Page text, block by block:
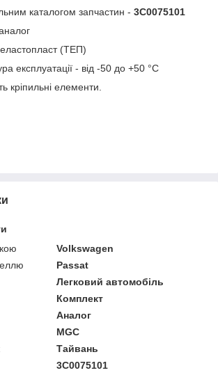
каталогом запчастин - 3C0075101
(ТЕП)
експлуатації - від -50 до +50 °C
кріпильні елементи.
Volkswagen
Passat
Легковий автомобіль
Комплект
Аналог
MGC
Тайвань
3C0075101